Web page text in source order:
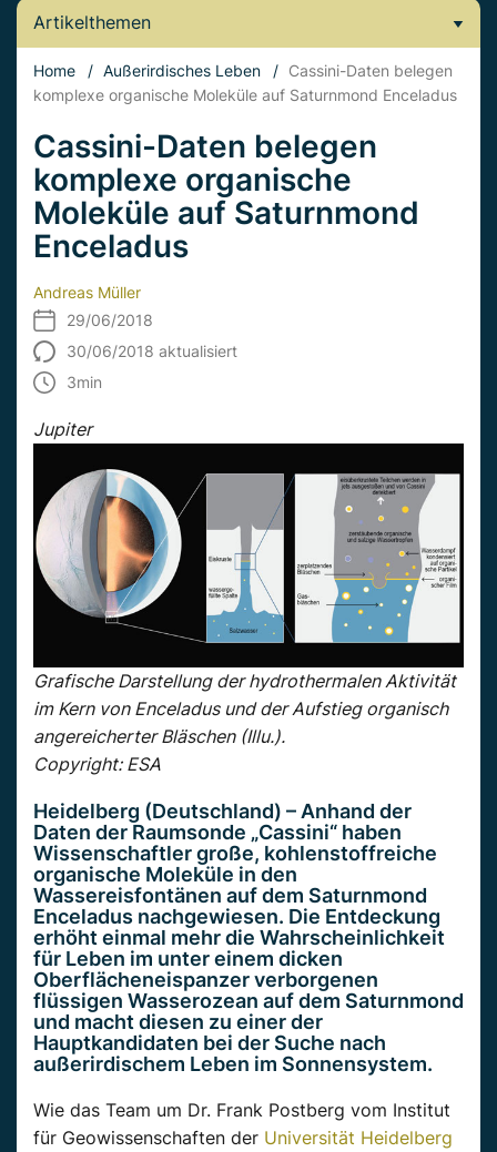
Artikelthemen
Home / Außerirdisches Leben / Cassini-Daten belegen
komplexe organische Moleküle auf Saturnmond Enceladus
Cassini-Daten belegen
komplexe organische
Moleküle auf Saturnmond
Enceladus
Andreas Müller
29/06/2018
30/06/2018 aktualisiert
3min
Jupiter
Grafische Darstellung der hydrothermalen Aktivität
im Kern von Enceladus und der Aufstieg organisch
angereicherter Bläschen (Illu.).
Copyright: ESA
Heidelberg (Deutschland) – Anhand der
Daten der Raumsonde „Cassini“ haben
Wissenschaftler große, kohlenstoffreiche
organische Moleküle in den
Wassereisfontänen auf dem Saturnmond
Enceladus nachgewiesen. Die Entdeckung
erhöht einmal mehr die Wahrscheinlichkeit
für Leben im unter einem dicken
Oberflächeneispanzer verborgenen
flüssigen Wasserozean auf dem Saturnmond
und macht diesen zu einer der
Hauptkandidaten bei der Suche nach
außerirdischem Leben im Sonnensystem.
Wie das Team um Dr. Frank Postberg vom Institut
für Geowissenschaften der Universität Heidelberg